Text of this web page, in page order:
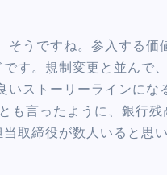
そうですね。参入する価
です。規制変更と並んで
いストーリーラインにな
も言ったように、銀行残
当取締役が数人いると思